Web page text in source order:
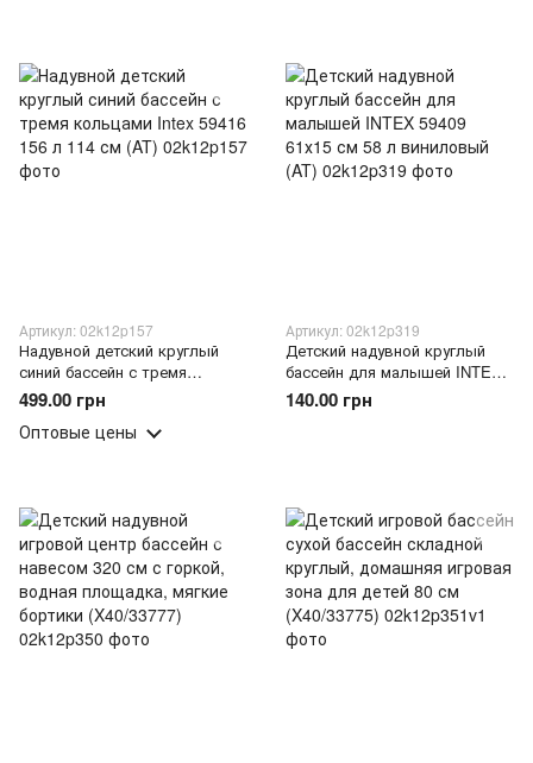
Артикул: 02k12p157
Надувной детский круглый
синий бассейн с тремя
кольцами Intex 59416 156 л
114 см (AT)
499.00 грн
Оптовые цены
Артикул: 02k12p319
Детский надувной круглый
бассейн для малышей INTEX
59409 61х15 см 58 л
виниловый (AT)
140.00 грн